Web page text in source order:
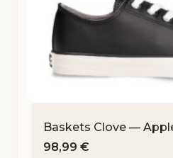
Baskets Clove —
98,99 €